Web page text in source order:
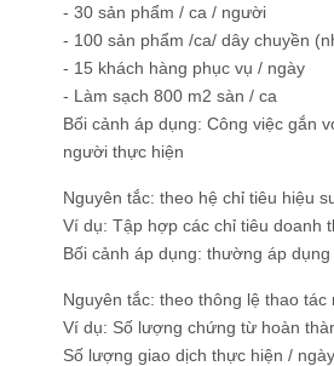
- 30 sản phẩm / ca / người
- 100 sản phẩm /ca/ dây chuyền
- 15 khách hàng phục vụ / ngày
- Làm sạch 800 m2 sàn / ca
Bối cảnh áp dụng: Công việc gắn
người thực hiện
Nguyên tắc: theo hệ chỉ tiêu hiệu
Ví dụ: Tập hợp các chỉ tiêu doanh
Bối cảnh áp dụng: thường áp
Nguyên tắc: theo thông lệ thao tác
Ví dụ: Số lượng chứng từ hoàn
Số lượng giao dịch thực hiện / ngày